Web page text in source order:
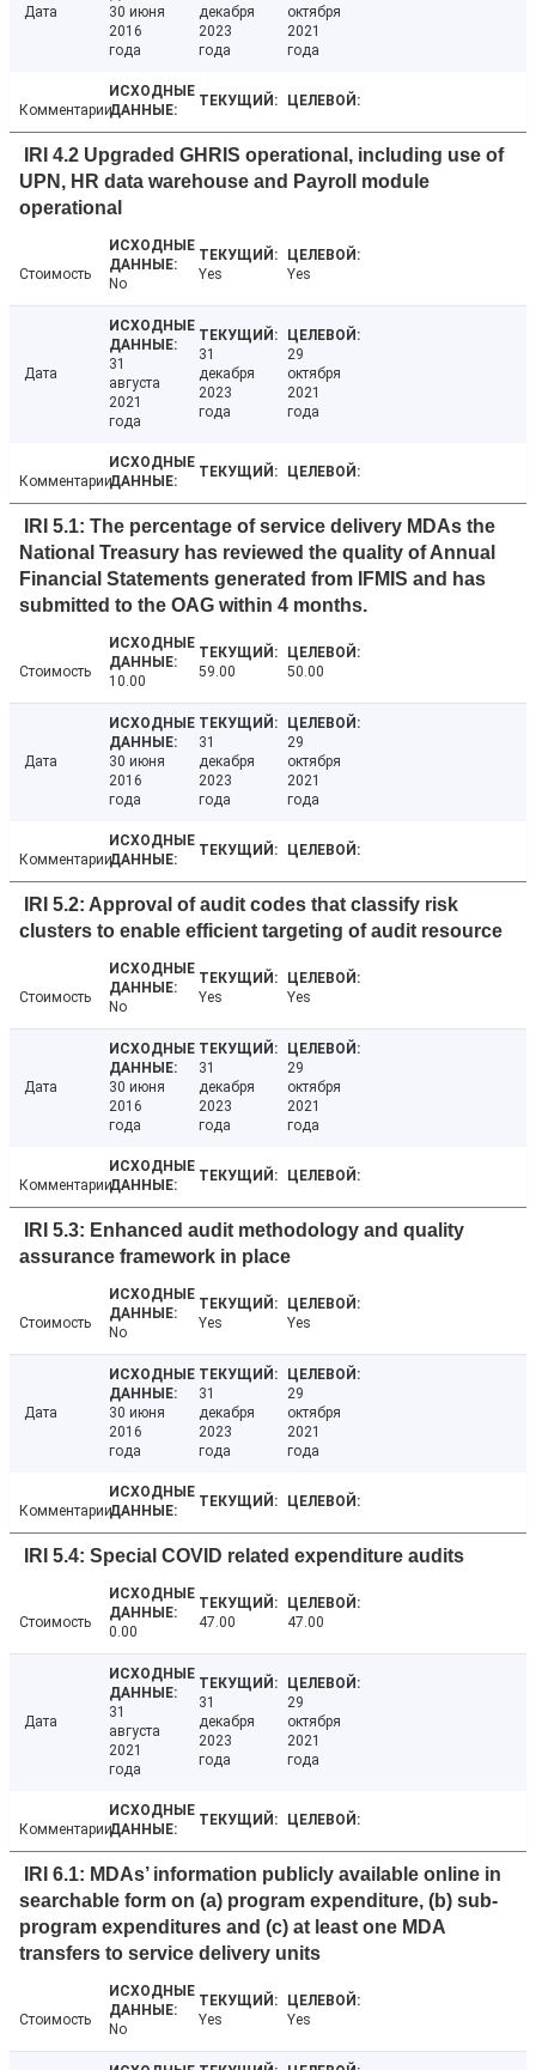
Дата
30 июня
2016
года
декабря
2023
года
октября
2021
года
Комментарии
IRI 4.2 Upgraded GHRIS operational, including use of
UPN, HR data warehouse and Payroll module
operational
Стоимость
No
Yes Yes
Дата
31
августа
2021
года
31
декабря
2023
года
29
октября
2021
года
Комментарии
IRI 5.1: The percentage of service delivery MDAs the
National Treasury has reviewed the quality of Annual
Financial Statements generated from IFMIS and has
submitted to the OAG within 4 months.
Стоимость
10.00
59.00 50.00
Дата
30 июня
2016
года
31
декабря
2023
года
29
октября
2021
года
Комментарии
IRI 5.2: Approval of audit codes that classify risk
clusters to enable efficient targeting of audit resource
Стоимость
No
Yes Yes
Дата
30 июня
2016
года
31
декабря
2023
года
29
октября
2021
года
Комментарии
IRI 5.3: Enhanced audit methodology and quality
assurance framework in place
Стоимость
No
Yes Yes
Дата
30 июня
2016
года
31
декабря
2023
года
29
октября
2021
года
Комментарии
IRI 5.4: Special COVID related expenditure audits
Стоимость
0.00
47.00 47.00
Дата
31
августа
2021
года
31
декабря
2023
года
29
октября
2021
года
Комментарии
IRI 6.1: MDAs’ information publicly available online in
searchable form on (a) program expenditure, (b) sub-
program expenditures and (c) at least one MDA
transfers to service delivery units
Стоимость
No
Yes Yes